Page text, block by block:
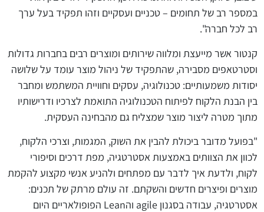
במספר רב של תחומים – טכניים ועסקיים וזהו תפקיד בעל ערך
רב לכל חברה".
קנטור אשר מייעצת ומלווה שירותים ומוצרים רבים בחברות גדולות
וסטרטאפים מסבירה, שהתפקיד של ניהול מוצר עומד על שלושה
יסודות משמעותיים: טכנולוגיה, עסקים וחוויית המשתמש ומחבר
בין הבנת הלקוח לפיתוח הטכנולוגיה התואמת לצרכיו ודרישותיו
מתוך מטרה ליצור מוצר שמצליח גם מהבחינה העסקית.
"בפועל מדובר ביכולת להבין את השוק, המגמות, וצרכי הלקוח,
לכוון את הצוותים באמצעות אסטרטגיה, מפת דרכים וסיפורי
לקוח, ולדעת איך לדבר עם מפתחים ולהניע אנשי מקצוע להקמת
מוצרים ופיצרים חדשים והשקתם. זה עולם מרתק של תכנים:
אסטרטגיה, עבודה בסגנון agile והLean הפופולאריים היום